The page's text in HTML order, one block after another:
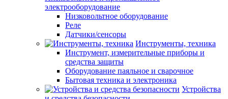
электрооборудование
Низковольтное оборудование
Реле
Датчики/сенсоры
Инструменты, техника
Инструмент, измерительные приборы и
средства защиты
Оборудование паяльное и сварочное
Бытовая техника и электроника
Устройства